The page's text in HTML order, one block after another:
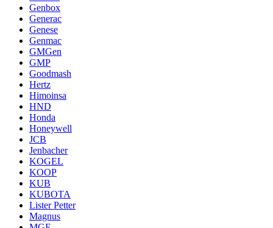
Genbox
Generac
Genese
Genmac
GMGen
GMP
Goodmash
Hertz
Himoinsa
HND
Honda
Honeywell
JCB
Jenbacher
KOGEL
KOOP
KUB
KUBOTA
Lister Petter
Magnus